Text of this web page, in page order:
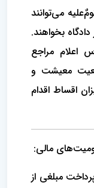
می‌توانند
بخواهند.
اعلام مراجع
معیشت و
اقساط اقدام
مبلغی از